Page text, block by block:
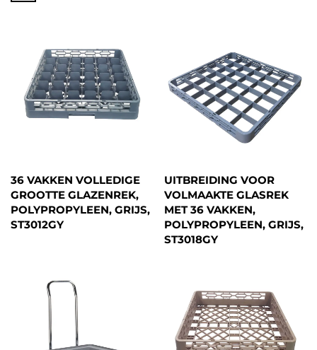
36 VAKKEN VOLLEDIGE
GROOTTE GLAZENREK,
POLYPROPYLEEN, GRIJS,
ST3012GY
UITBREIDING VOOR
VOLMAAKTE GLASREK
MET 36 VAKKEN,
POLYPROPYLEEN, GRIJS,
ST3018GY